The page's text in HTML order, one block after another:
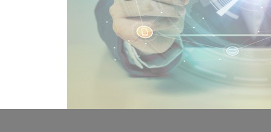
Actualités
Boîte à outils
Contact